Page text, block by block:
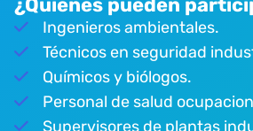
¿Quiénes pueden
Ingenieros ambientales.
Técnicos en seguridad
Químicos y biólogos.
Personal de salud
Supervisores de plantas